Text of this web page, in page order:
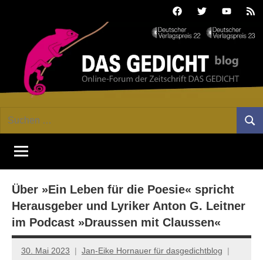
FacebookTwitterYoutube
GEDICHT
blog
Forum
von
DAS
Lyrik,
Essay
Suchen
Über »Ein Leben für die Poesie« spricht
Herausgeber und Lyriker Anton G. Leitner
im Podcast »Draussen mit Claussen«
30. Mai 2023
Jan-Eike Hornauer für dasgedichtblog